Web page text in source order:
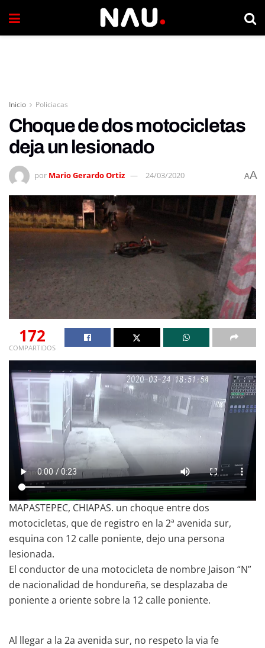
Inicio Policiacas
Choque de dos motocicletas
deja un lesionado
por Mario Gerardo Ortiz 24/03/2020 AA
172
COMPARTIDOS
MAPASTEPEC, CHIAPAS. un choque entre dos
motocicletas, que de registro en la 2ª avenida sur,
esquina con 12 calle poniente, dejo una persona
lesionada.
El conductor de una motocicleta de nombre Jaison “N”
de nacionalidad de hondureña, se desplazaba de
poniente a oriente sobre la 12 calle poniente.
Al llegar a la 2a avenida sur, no respeto la via fe